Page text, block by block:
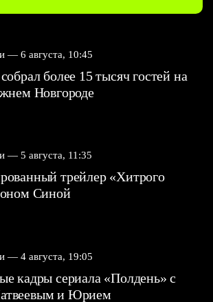
— 6 августа, 10:45
более 15 тысяч гостей на
Новгороде
— 5 августа, 11:35
трейлер «Хитрого
Синой
— 4 августа, 19:05
кадры сериала «Полдень» с
и Юрием